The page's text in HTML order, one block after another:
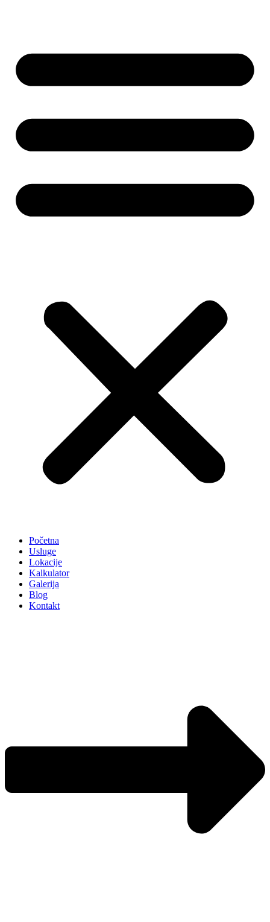
Početna
Usluge
Lokacije
Kalkulator
Galerija
Blog
Kontakt